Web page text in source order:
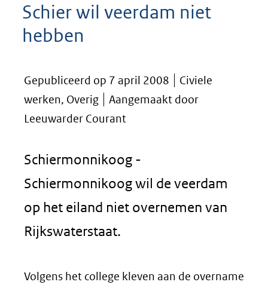
Schier wil veerdam niet
hebben
Gepubliceerd op 7 april 2008
Civiele
werken, Overig
Aangemaakt door
Leeuwarder Courant
Schiermonnikoog -
Schiermonnikoog wil de veerdam
op het eiland niet overnemen van
Rijkswaterstaat.
Volgens het college kleven aan de overname